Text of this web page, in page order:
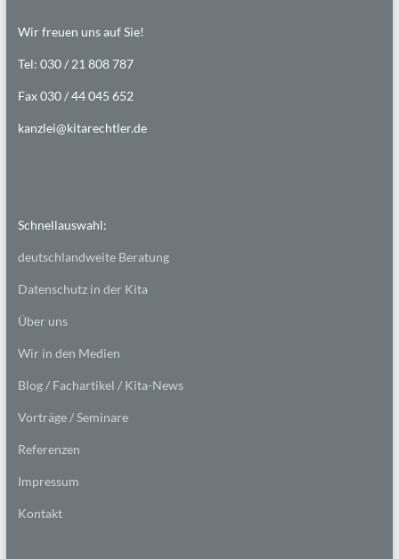
Wir freuen uns auf Sie!
Tel: 030 / 21 808 787
Fax 030 / 44 045 652
kanzlei@kitarechtler.de
Schnellauswahl:
deutschlandweite Beratung
Datenschutz in der Kita
Über uns
Wir in den Medien
Blog / Fachartikel / Kita-News
Vorträge / Seminare
Referenzen
Impressum
Kontakt